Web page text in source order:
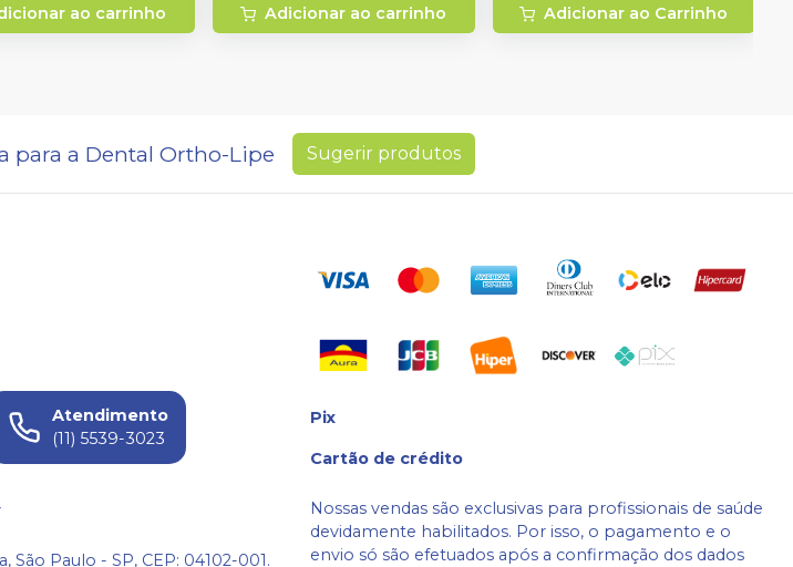
ao carrinho Adicionar ao carrinho Adicionar ao Carrinho
para a Dental Ortho-Lipe Sugerir produtos
Atendimento
(11) 5539-3023
São Paulo - SP, CEP: 04102-001.
Pix
Cartão de crédito
Nossas vendas são exclusivas para profissionais de saúde
devidamente habilitados. Por isso, o pagamento e o
envio só são efetuados após a confirmação dos dados